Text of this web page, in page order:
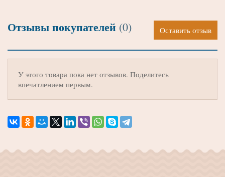
Отзывы покупателей (0) Оставить отзыв
У этого товара пока нет отзывов. Поделитесь
впечатлением первым.